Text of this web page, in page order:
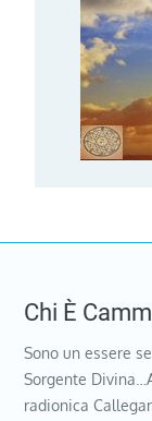
Chi È
Sono un essere
Sorgente
radionica